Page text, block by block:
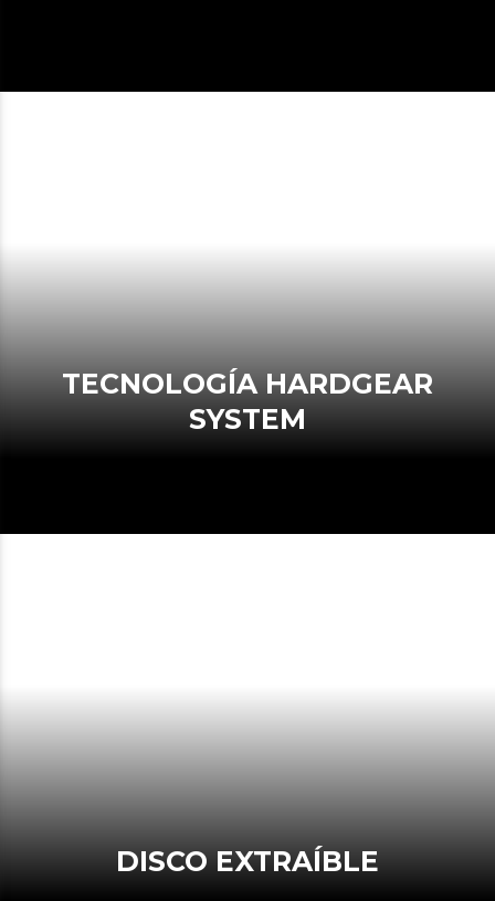
TECNOLOGÍA HARDGEAR
SYSTEM
DISCO EXTRAÍBLE